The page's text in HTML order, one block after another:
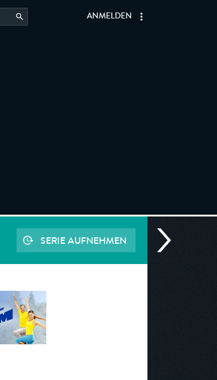
ANMELDEN
SERIE AUFNEHMEN